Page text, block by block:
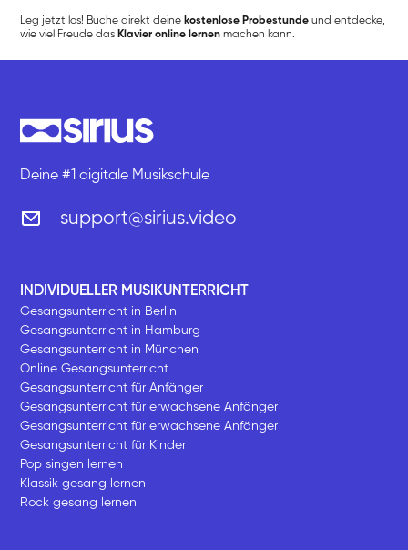
Leg jetzt los! Buche direkt deine kostenlose Probestunde und entdecke,
wie viel Freude das Klavier online lernen machen kann.
Deine #1 digitale Musikschule
support@sirius.video
INDIVIDUELLER MUSIKUNTERRICHT
Gesangsunterricht in Berlin
Gesangsunterricht in Hamburg
Gesangsunterricht in München
Online Gesangsunterricht
Gesangsunterricht für Anfänger
Gesangsunterricht für erwachsene Anfänger
Gesangsunterricht für erwachsene Anfänger
Gesangsunterricht für Kinder
Pop singen lernen
Klassik gesang lernen
Rock gesang lernen